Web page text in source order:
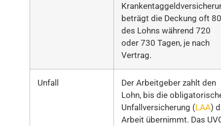
beträgt die Deckung oft
des Lohns während 720
oder 730 Tagen, je nach
Vertrag.
Unfall
Der Arbeitgeber zahlt den
Lohn, bis die
Unfallversicherung (LAA)
Arbeit übernimmt. Das